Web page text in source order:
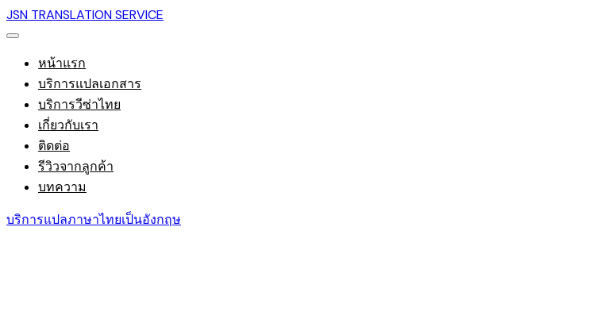
JSN TRANSLATION SERVICE
หน้าแรก
บริการแปลเอกสาร
บริการวีซ่าไทย
เกี่ยวกับเรา
ติดต่อ
รีวิวจากลูกค้า
บทความ
บริการแปลภาษาไทยเป็นอังกฤษ